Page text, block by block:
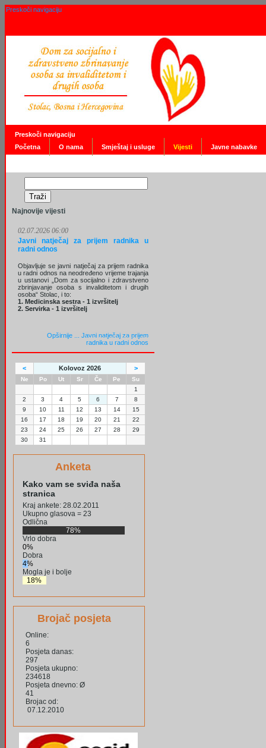
Preskoči navigaciju
Preskoči navigaciju
Početna
O nama Smještaj i usluge Vijesti Javne nabavke
Najnovije vijesti
02.07.2026 06:00
Javni natječaj za prijem radnika u
radni odnos
Objavljuje se javni natječaj za prijem radnika
u radni odnos na neodređeno vrijeme trajanja
u ustanovi „Dom za socijalno i zdravstveno
zbrinjavanje osoba s invaliditetom i drugih
osoba“ Stolac, i to:
1. Medicinska sestra - 1 izvršitelj
2. Servirka - 1 izvršitelj
Opširnije ... Javni natječaj za prijem
radnika u radni odnos
< Kolovoz 2026 >
Ne Po Ut Sr Če Pe
Su
1
2
3 4 5 6 7
8
9
10 11 12 13 14
15
16
17 18 19 20 21
22
23
24 25 26 27 28
29
30
31
Anketa
Kako vam se sviđa naša
stranica
Kraj ankete: 28.02.2011
Ukupno glasova = 23
Odlična
78%
Vrlo dobra
0%
Dobra
4%
Mogla je i bolje
18%
Brojač posjeta
Online:
6
Posjeta danas:
297
Posjeta ukupno:
234618
Posjeta dnevno: Ø
41
Brojac od:
07.12.2010